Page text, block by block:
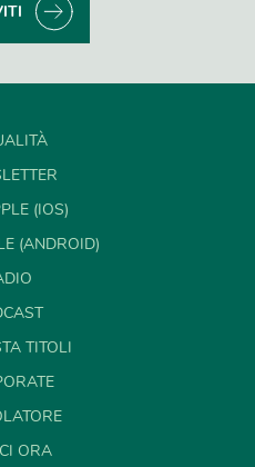
(IOS)
(ANDROID)
TITOLI
ORA